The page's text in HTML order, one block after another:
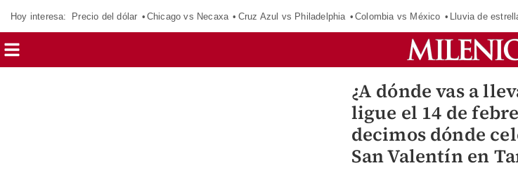
Hoy interesa: Precio del dólar Chicago vs Necaxa Cruz Azul vs Philadelphia Colombia vs México Lluvia de
¿A dónde vas a
ligue el 14 de
decimos dónde
San Valentín en